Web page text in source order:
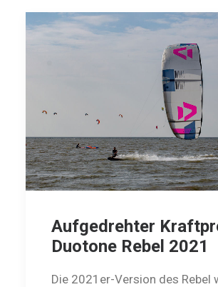
Aufgedrehter
Duotone Rebel 2021
Die 2021er-Version des Rebel